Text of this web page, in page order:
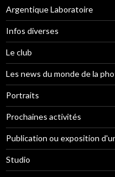
Argentique Laboratoire
Infos diverses
Le club
Les news du monde de la
Portraits
Prochaines activités
Publication ou exposition
Studio